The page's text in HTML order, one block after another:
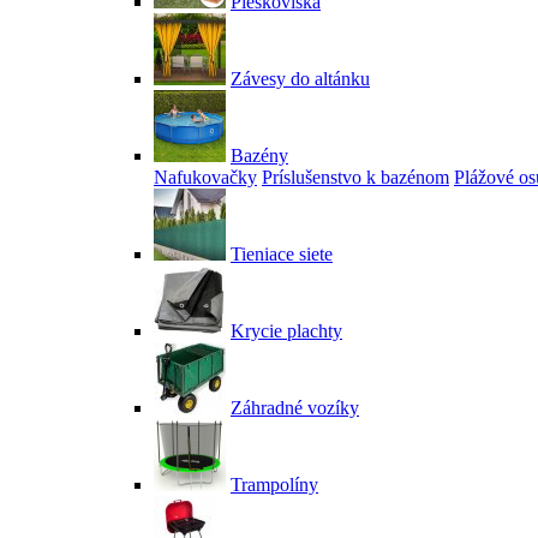
Závesy do altánku
Bazény
Nafukovačky Príslušenstvo k bazénom Plážové
Tieniace siete
Krycie plachty
Záhradné vozíky
Trampolíny